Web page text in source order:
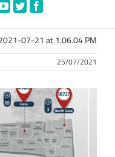
07-21 at 1.06.04 PM
25/07/2021